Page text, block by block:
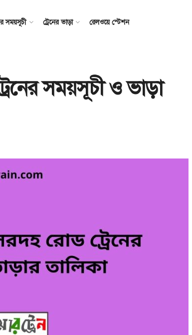
সময়সূচী ট্রেনের ভাড়া রেলওয়ে স্টেশন
সময়সূচী ও ভাড়া